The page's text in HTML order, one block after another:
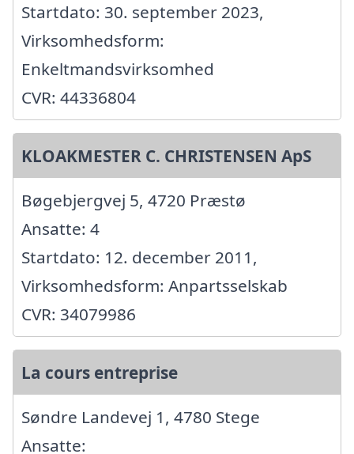
Startdato: 30. september 2023,
Virksomhedsform:
Enkeltmandsvirksomhed
CVR: 44336804
KLOAKMESTER C. CHRISTENSEN ApS
Bøgebjergvej 5, 4720 Præstø
Ansatte: 4
Startdato: 12. december 2011,
Virksomhedsform: Anpartsselskab
CVR: 34079986
La cours entreprise
Søndre Landevej 1, 4780 Stege
Ansatte: